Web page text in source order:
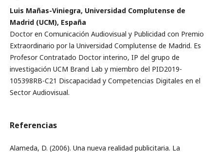
Luis Mañas-Viniegra, Universidad Complutense de
Madrid (UCM), España
Doctor en Comunicación Audiovisual y Publicidad con Premio
Extraordinario por la Universidad Complutense de Madrid. Es
Profesor Contratado Doctor interino, IP del grupo de
investigación UCM Brand Lab y miembro del PID2019-
105398RB-C21 Discapacidad y Competencias Digitales en el
Sector Audiovisual.
Referencias
Alameda, D. (2006). Una nueva realidad publicitaria. La